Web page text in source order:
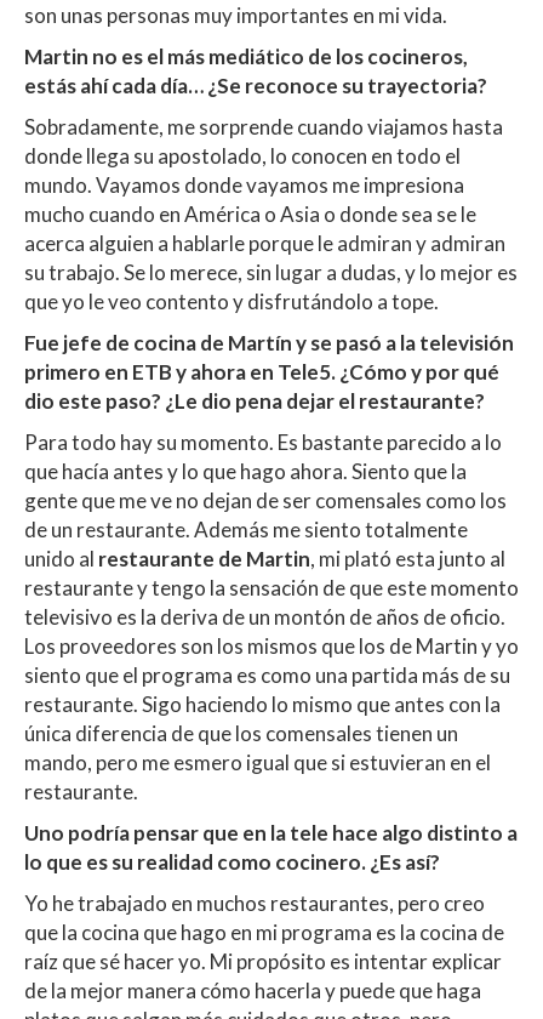
son unas personas muy importantes en mi vida.
Martin no es el más mediático de los cocineros,
estás ahí cada día… ¿Se reconoce su trayectoria?
Sobradamente, me sorprende cuando viajamos hasta
donde llega su apostolado, lo conocen en todo el
mundo. Vayamos donde vayamos me impresiona
mucho cuando en América o Asia o donde sea se le
acerca alguien a hablarle porque le admiran y admiran
su trabajo. Se lo merece, sin lugar a dudas, y lo mejor es
que yo le veo contento y disfrutándolo a tope.
Fue jefe de cocina de Martín y se pasó a la televisión
primero en ETB y ahora en Tele5. ¿Cómo y por qué
dio este paso? ¿Le dio pena dejar el restaurante?
Para todo hay su momento. Es bastante parecido a lo
que hacía antes y lo que hago ahora. Siento que la
gente que me ve no dejan de ser comensales como los
de un restaurante. Además me siento totalmente
unido al restaurante de Martin, mi plató esta junto al
restaurante y tengo la sensación de que este momento
televisivo es la deriva de un montón de años de oficio.
Los proveedores son los mismos que los de Martin y yo
siento que el programa es como una partida más de su
restaurante. Sigo haciendo lo mismo que antes con la
única diferencia de que los comensales tienen un
mando, pero me esmero igual que si estuvieran en el
restaurante.
Uno podría pensar que en la tele hace algo distinto a
lo que es su realidad como cocinero. ¿Es así?
Yo he trabajado en muchos restaurantes, pero creo
que la cocina que hago en mi programa es la cocina de
raíz que sé hacer yo. Mi propósito es intentar explicar
de la mejor manera cómo hacerla y puede que haga